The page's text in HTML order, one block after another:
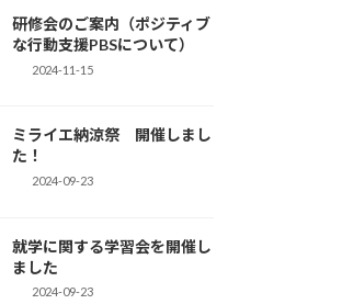
研修会のご案内（ポジティブ
な行動支援PBSについて）
2024-11-15
ミライエ納涼祭 開催しまし
た！
2024-09-23
就学に関する学習会を開催し
ました
2024-09-23